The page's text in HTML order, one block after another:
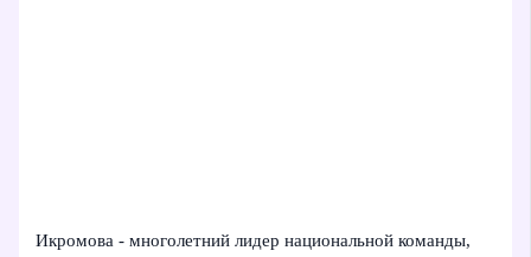
Икромова - многолетний лидер национальной команды,